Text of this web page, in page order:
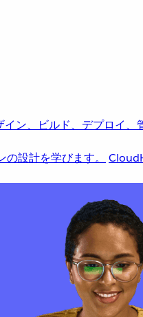
ン、ビルド、デプロイ、
設計を学びます。